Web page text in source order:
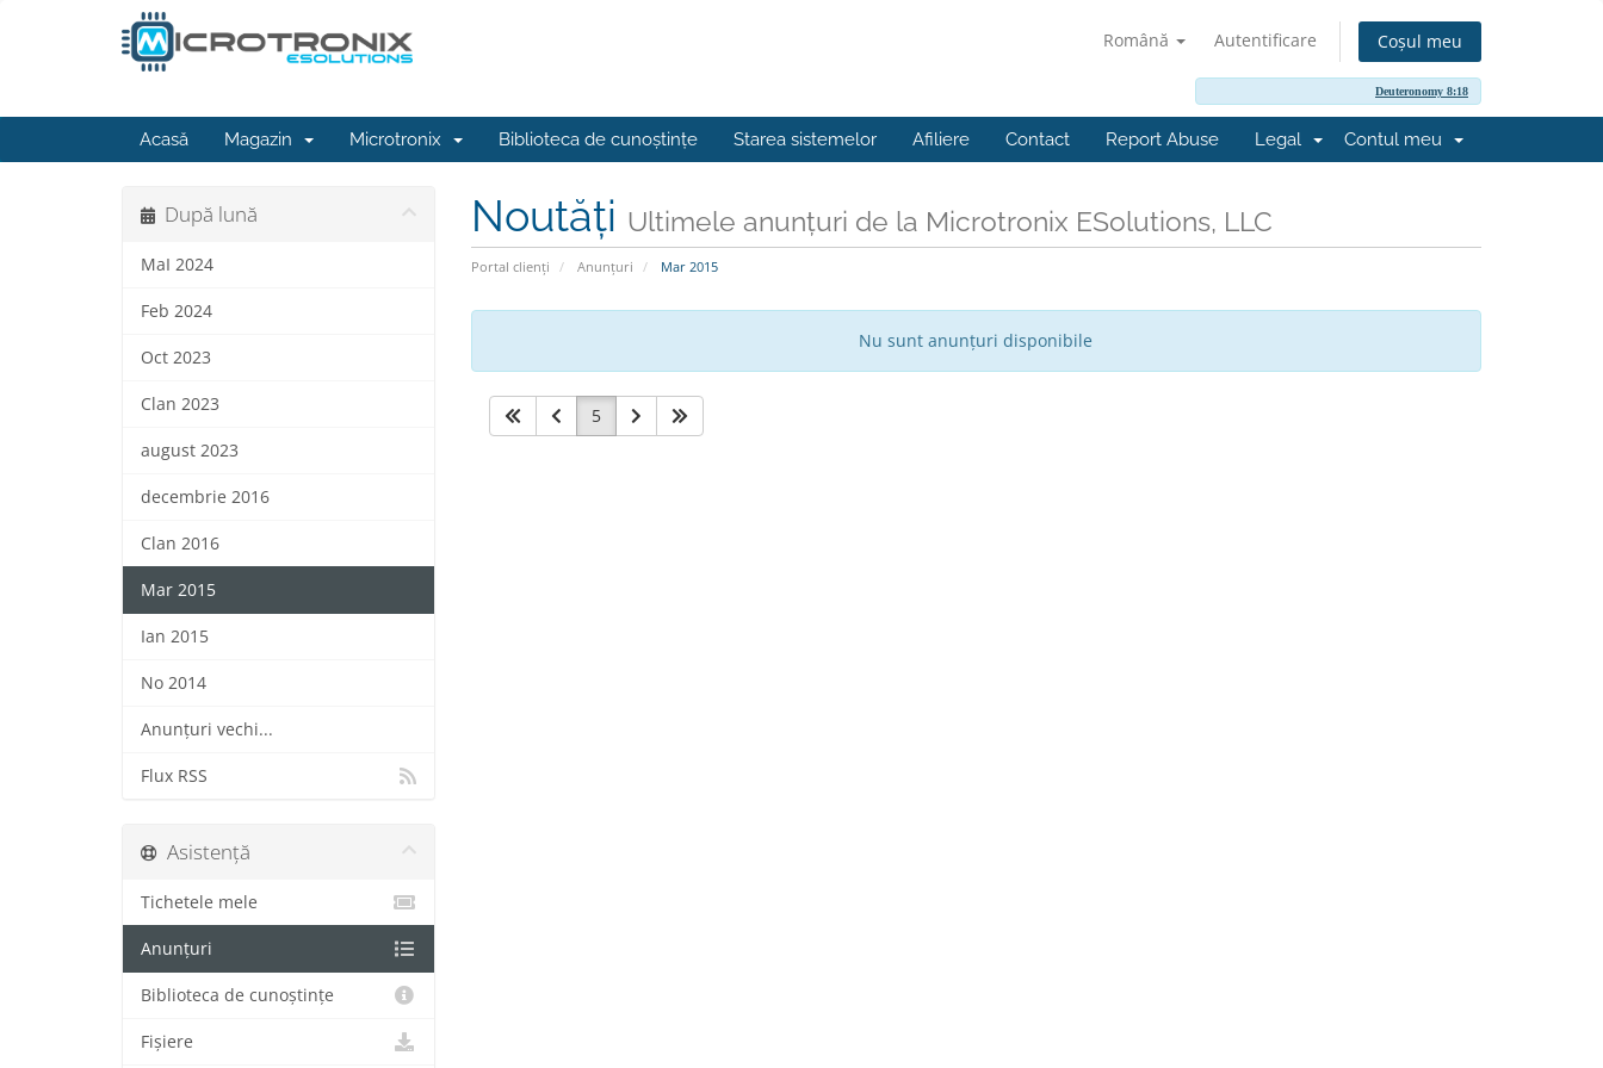
Română Autentificare Coșul meu
Deuteronomy 8:18
Acasă Magazin Microtronix Biblioteca de cunoștințe Starea sistemelor Afiliere Contact Report Abuse Legal Contul meu
Noutăți Ultimele anunțuri de la Microtronix ESolutions, LLC
Portal clienți Anunțuri Mar 2015
După lună
MaI 2024
Feb 2024
Oct 2023
Clan 2023
august 2023
decembrie 2016
Clan 2016
Mar 2015
Ian 2015
No 2014
Anunțuri vechi...
Flux RSS
Nu sunt anunțuri disponibile
5
Asistență
Tichetele mele
Anunțuri
Biblioteca de cunoștințe
Fișiere